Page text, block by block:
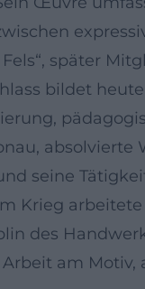
später
bildet
seine
Krieg
des
am